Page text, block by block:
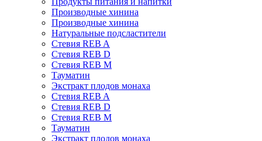
Производные хинина
Производные хинина
Натуральные подсластители
Стевия REB A
Стевия REB D
Стевия REB M
Тауматин
Экстракт плодов монаха
Стевия REB A
Стевия REB D
Стевия REB M
Тауматин
Экстракт плодов монаха